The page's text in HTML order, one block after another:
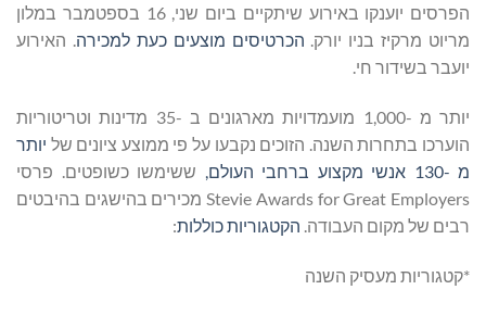
הפרסים יוענקו באירוע שיתקיים ביום שני, 16 בספטמבר במלון
מריוט מרקיז בניו יורק. הכרטיסים מוצעים כעת למכירה. האירוע
יועבר בשידור חי.
יותר מ -1,000 מועמדויות מארגונים ב -35 מדינות וטריטוריות
הוערכו בתחרות השנה. הזוכים נקבעו על פי ממוצע ציונים של יותר
מ -130 אנשי מקצוע ברחבי העולם,
ששימשו כשופטים. פרסי
Stevie Awards for Great Employers מכירים בהישגים בהיבטים
רבים של מקום העבודה. הקטגוריות כוללות:
*קטגוריות מעסיק השנה